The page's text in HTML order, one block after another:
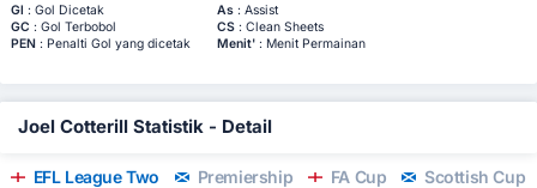
Gl : Gol Dicetak As: Assist
GC : Gol Terbobol CS: Clean Sheets
PEN: Penalti Gol yang dicetak Menit': Menit Permainan
Joel Cotterill Statistik - Detail
EFL League Two Premiership FA Cup Scottish Cup